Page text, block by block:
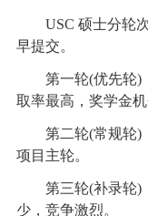
USC 硕士分轮次
早提交。
第一轮(优先轮)：
取率最高，奖学金机
第二轮(常规轮)：
项目主轮。
第三轮(补录轮)：
少，竞争激烈。